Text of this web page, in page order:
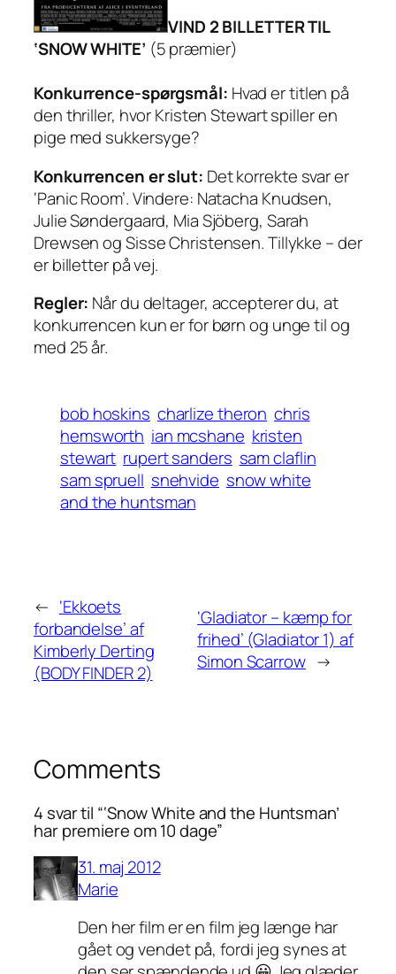
VIND 2 BILLETTER TIL
‘SNOW WHITE’ (5 præmier)
Konkurrence-spørgsmål: Hvad er titlen på
den thriller, hvor Kristen Stewart spiller en
pige med sukkersyge?
Konkurrencen er slut: Det korrekte svar er
‘Panic Room’. Vindere: Natacha Knudsen,
Julie Søndergaard, Mia Sjöberg, Sarah
Drewsen og Sisse Christensen. Tillykke – der
er billetter på vej.
Regler: Når du deltager, accepterer du, at
konkurrencen kun er for børn og unge til og
med 25 år.
bob hoskins charlize theron chris
hemsworth ian mcshane kristen
stewart rupert sanders sam claflin
sam spruell snehvide snow white
and the huntsman
← ‘Ekkoets
forbandelse’ af
Kimberly Derting
(BODY FINDER 2)
‘Gladiator – kæmp for
frihed’ (Gladiator 1) af
Simon Scarrow →
Comments
4 svar til “‘Snow White and the Huntsman’
har premiere om 10 dage”
31. maj 2012
Marie
Den her film er en film jeg længe har
gået og vendet på, fordi jeg synes at